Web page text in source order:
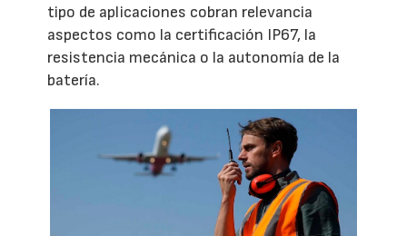
tipo de aplicaciones cobran relevancia
aspectos como la certificación IP67, la
resistencia mecánica o la autonomía de la
batería.